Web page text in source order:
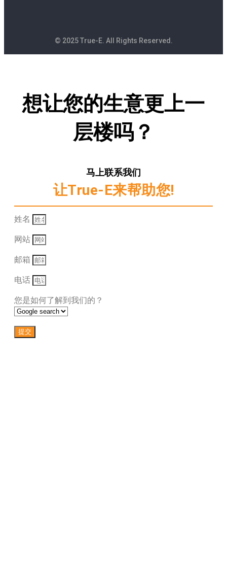
© 2025 True-E. All Rights Reserved.
想让您的生意更上一
层楼吗？
马上联系我们
让True-E来帮助您!
姓名
网站
邮箱
电话
您是如何了解到我们的？
提交